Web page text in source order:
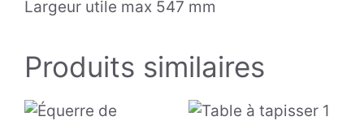
Largeur utile max 547 mm
Produits similaires